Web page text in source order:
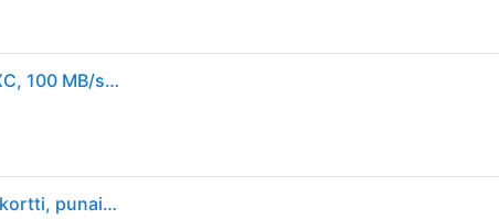
SanDisk SDSQXAT-064G-GNCZN, 64 GB, MicroSDXC, 100 MB/s, 60 MB/s, Class 3 (U3), Punainen, Valkoinen
SanDisk 64 Gt MicroSDXC UHS-I U3 V30 A1 -muistikortti, punainen, valkoinen